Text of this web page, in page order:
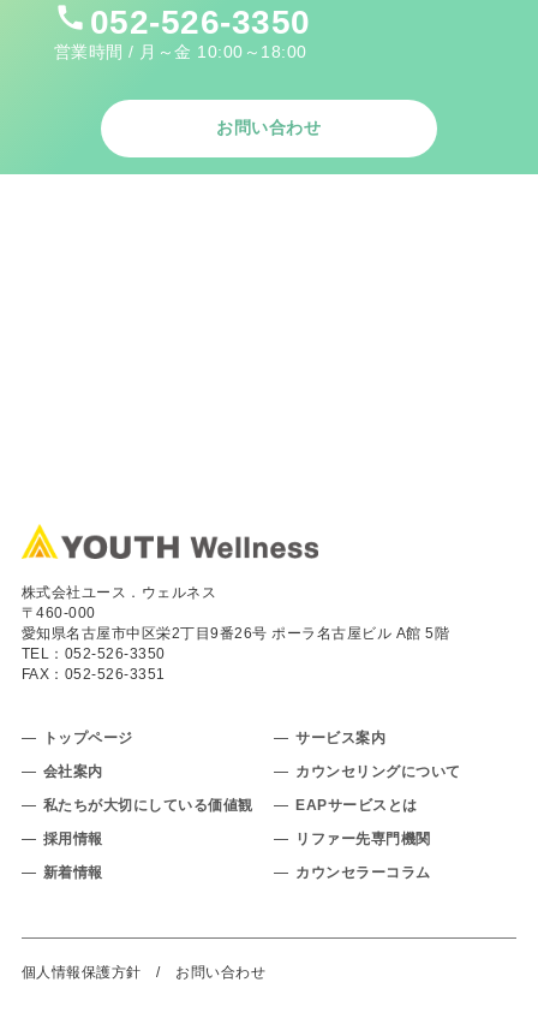
call 052-526-3350
営業時間 / 月～金 10:00～18:00
お問い合わせ
トップページ
サービス案内
会社案内
カウンセリングについて
私たちが大切にしている価値観
EAPサービスとは
採用情報
リファー先専門機関
新着情報
カウンセラーコラム
株式会社ユース．ウェルネス
〒460-000
愛知県名古屋市中区栄2丁目9番26号 ポーラ名古屋ビル A館 5階
TEL： 052-526-3350
FAX：052-526-3351
個人情報保護方針 / お問い合わせ